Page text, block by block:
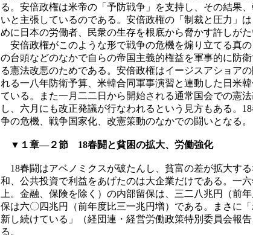
る。安倍政権は米帝の「予防戦争」を支持し、その結果
いと主張しているのである。安倍政権の「制裁と圧力」
めに日本の労働者、民衆の生存を根底から脅かす許しがた
安倍政権がこのような形で戦争の危機を煽り立てる真
の台頭などのなかで自らの帝国主義的権益を軍事的に防
る憲法改悪のためである。安倍政権はイージスアショア
れる一八年防衛予算、米韓合同軍事演習と連動した日米
ている。また一月二二日から開始される通常国会での憲
し、六月にも改正発議が行なわれるという見方もある。
争の危機、戦争国家化、改憲策動のなかでの闘いとなる。
▼１章―２節 18春闘と貧困の拡大、労働強化
18春闘はアベノミクスが破たんし、貧富の差が拡大す
和、公共投資で利益をあげたのは大企業だけである。一
上。金融、保険を除く）の内部留保は、三二八兆円（前
保は六〇四兆円（前年度比三一兆円増）である。まさに
新し続けている」（経団連・経営労働政策特別委員会報
る。